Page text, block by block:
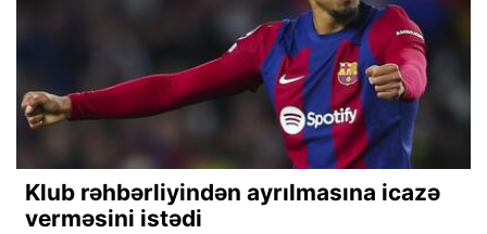
Klub rəhbərliyindən ayrılmasına icazə
verməsini istədi